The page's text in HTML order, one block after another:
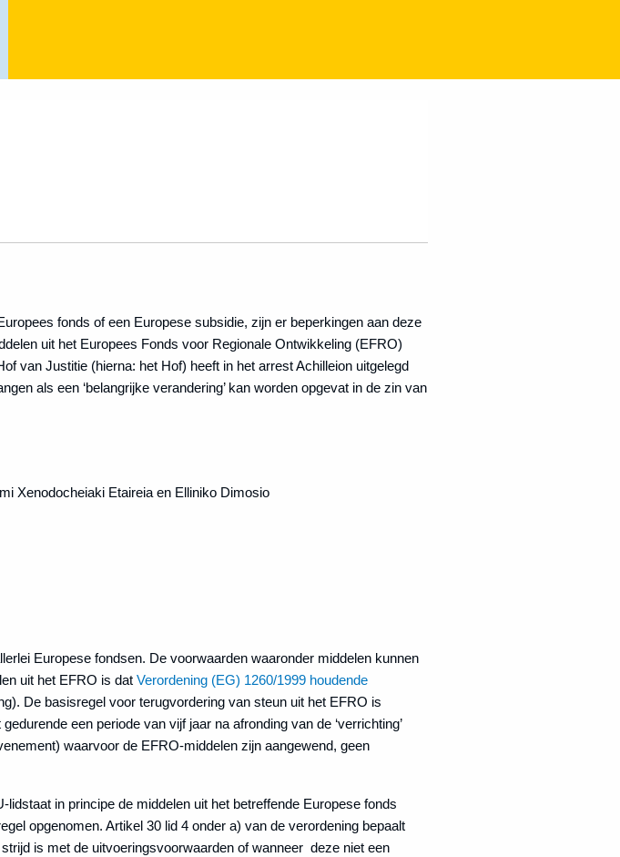
fonds of een Europese subsidie, zijn er beperkingen aan deze
uit het Europees Fonds voor Regionale Ontwikkeling (EFRO)
van Justitie (hierna: het Hof) heeft in het arrest Achilleion uitgelegd
als een ‘belangrijke verandering’ kan worden opgevat in de zin van
Xenodocheiaki Etaireia en Elliniko Dimosio
Europese fondsen. De voorwaarden waaronder middelen kunnen
uit het EFRO is dat Verordening (EG) 1260/1999 houdende
De basisregel voor terugvordering van steun uit het EFRO is
een periode van vijf jaar na afronding van de ‘verrichting’
waarvoor de EFRO-middelen zijn aangewend, geen
in principe de middelen uit het betreffende Europese fonds
opgenomen. Artikel 30 lid 4 onder a) van de verordening bepaalt
is met de uitvoeringsvoorwaarden of wanneer deze niet een